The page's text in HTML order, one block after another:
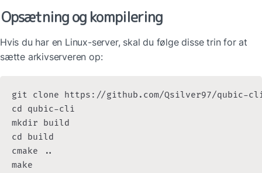
Opsætning og kompilering
Hvis du har en Linux-server, skal du følge disse trin for at
sætte arkivserveren op:
git clone https://github.com/Qsilver97/qubic-
cd qubic-cli
mkdir build
cd build
cmake ..
make